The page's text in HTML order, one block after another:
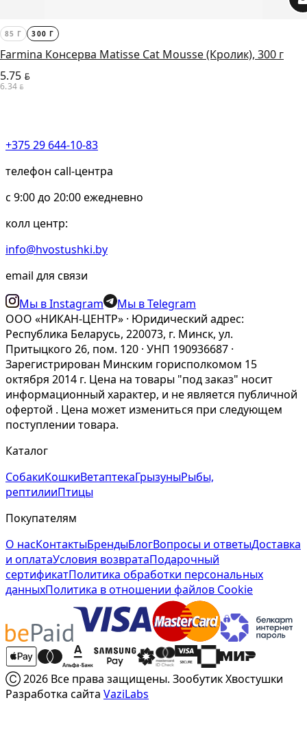
85 Г 300 Г
Farmina Консерва Matisse Cat Mousse (Кролик), 300 г
5.75 BYN
6.34 BYN
+375 29 644-10-83
телефон call-центра
c 9:00 до 20:00 ежедневно
колл центр:
info@hvostushki.by
email для связи
Мы в Instagram
Мы в Telegram
ООО «НИКАН-ЦЕНТР» · Юридический адрес:
Республика Беларусь, 220073, г. Минск, ул.
Притыцкого 26, пом. 120 · УНП 190936687 ·
Зарегистрирован Минским горисполкомом 15
октября 2014 г. Цена на товары "под заказ" носит
информационный характер, и не является публичной
офертой . Цена может измениться при следующем
поступлении товара.
Каталог
СобакиКошкиВетаптекаГрызуныРыбы,
рептилииПтицы
Покупателям
О насКонтактыБрендыБлогВопросы и ответыДоставка
и оплатаУсловия возвратаПодарочный
сертификатПолитика обработки персональных
данныхПолитика в отношении файлов Cookie
Ⓒ 2026 Все права защищены. Зообутик Хвостушки
Разработка сайта VaziLabs